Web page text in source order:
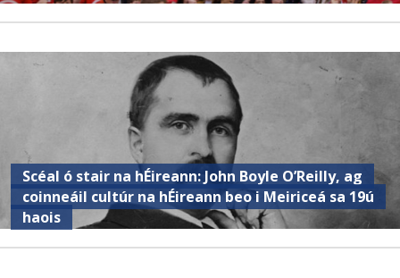
Scéal ó stair na hÉireann: John Boyle O’Reilly, ag
coinneáil cultúr na hÉireann beo i Meiriceá sa 19ú
haois